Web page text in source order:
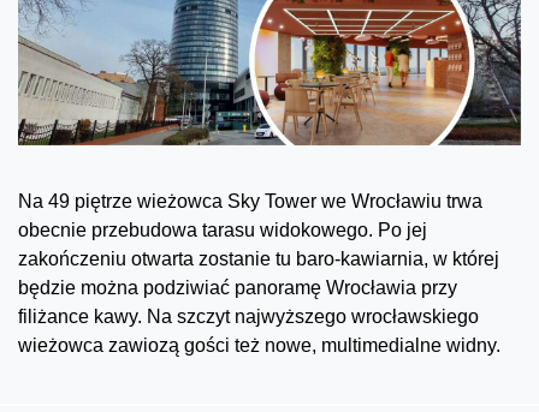
Na 49 piętrze wieżowca Sky Tower we Wrocławiu trwa
obecnie przebudowa tarasu widokowego. Po jej
zakończeniu otwarta zostanie tu baro-kawiarnia, w której
będzie można podziwiać panoramę Wrocławia przy
filiżance kawy. Na szczyt najwyższego wrocławskiego
wieżowca zawiozą gości też nowe, multimedialne widny.